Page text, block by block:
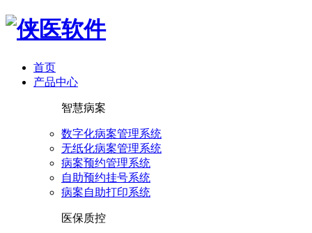
首页
产品中心
智慧病案
数字化病案管理系统
无纸化病案管理系统
病案预约管理系统
自助预约挂号系统
病案自助打印系统
医保质控